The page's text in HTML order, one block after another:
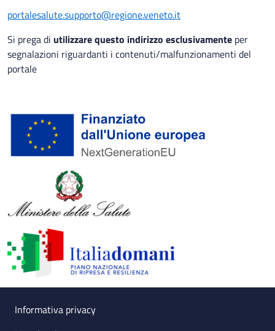
portalesalute.supporto@regione.veneto.it
Si prega di utilizzare questo indirizzo esclusivamente per
segnalazioni riguardanti i contenuti/malfunzionamenti del
portale
Small prints
Useful links section
Informativa privacy